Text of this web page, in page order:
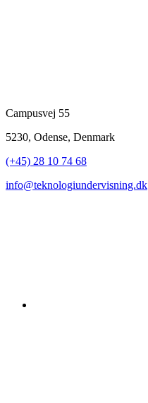
Campusvej 55
5230, Odense, Denmark
(+45) 28 10 74 68
info@teknologiundervisning.dk